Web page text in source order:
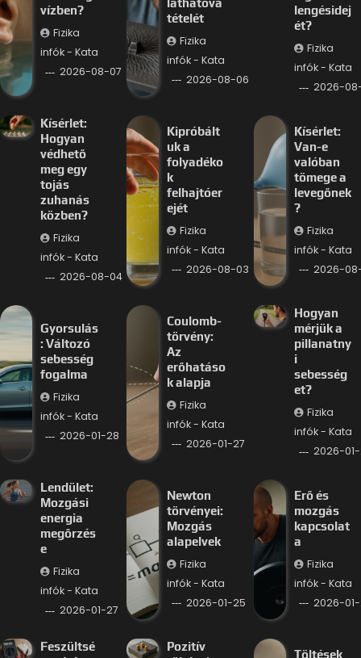
vízben?
Fizika
infók - Kata
2026-08-07
tételét
Fizika
infók - Kata
2026-08-06
lengésidej
ét?
Fizika
infók - Kata
2026-
Kísérlet:
Hogyan
védhető
meg egy
tojás
zuhanás
közben?
Fizika
infók - Kata
2026-08-04
Kipróbált
uk a
folyadéko
k
felhajtóer
ejét
Fizika
infók - Kata
2026-08-03
Kísérlet:
Van-e
valóban
tömege a
levegőnek
?
Fizika
infók - Kata
2026-
Gyorsulás
: Változó
sebesség
fogalma
Fizika
infók - Kata
2026-01-28
Coulomb-
törvény:
Az
erőhatáso
k alapja
Fizika
infók - Kata
2026-01-27
Hogyan
mérjük a
pillanatny
i
sebesség
et?
Fizika
infók - Kata
2026-
Lendület:
Mozgási
energia
megőrzés
e
Fizika
infók - Kata
2026-01-27
Newton
törvényei:
Mozgás
alapelvek
Fizika
infók - Kata
2026-01-25
Erő és
mozgás
kapcsolat
a
Fizika
infók - Kata
2026-
Feszültsé
Pozitív
Töltések